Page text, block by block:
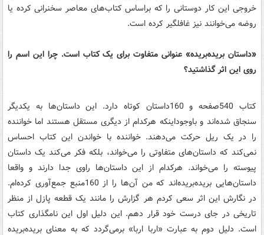
خروجی این کار دوستانی را که براساس کتاب‌های معاصر سخنرانی کرده یا
روضه می‌خوانند نیز غافلگیر کرده است.
«داستان بریده‌بریده» عنوانی متفاوت برای یک کتاب است. چرا این اسم را
روی این اثر گذاشتید؟
کتاب 540صفحه و 160داستان کوتاه دارد. این داستان‌ها به یکدیگر
سنجاق شده‌اند و باوجوداینکه هرکدام از دیگری مستقل هستند اما خواننده
را در یک ریل حرکت می‌دهند. خواننده با خواندن این کتاب احساس
نمی‌کند که داستان‌های متفاوتی را می‌خواند، بلکه فکر می‌کند یک داستان
پیوسته را می‌خواند. هرکدام از این داستان‌ها راوی جدا دارند و واقعا
داستان‌هایی بریده‌بریده‌اند که من آن‌ها را از 160منبع جمع‌آوری کرده‌ام.
در نگارش این اثر سعی کردم هر گزارش را مانند یک قطعه پازل از منظر
تاریخی در جای درست خود قرار دهم. این دلیل اول این نامگذاری کتاب
است. دلیل دوم به عبارت «اربا اربا» برمی‌گردد که به معنای بریده‌بریده